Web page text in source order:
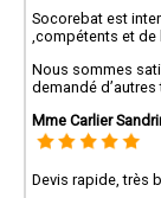
Socorebat est
,compétents et de
Nous sommes
demandé d’autres
Mme Carlier
Devis rapide, très